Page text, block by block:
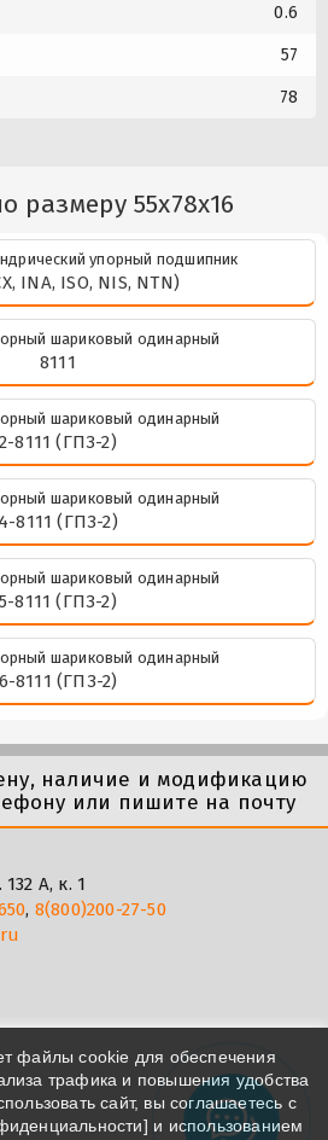
0.6
57
78
размеру 55x78x16
упорный подшипник
INA, ISO, NIS, NTN)
шариковый одинарный
8111
шариковый одинарный
2-8111 (ГПЗ-2)
шариковый одинарный
4-8111 (ГПЗ-2)
шариковый одинарный
5-8111 (ГПЗ-2)
шариковый одинарный
6-8111 (ГПЗ-2)
наличие и модификацию
или пишите на почту
А, к. 1
, 8(800)200-27-50
файлы cookie для обеспечения
трафика и повышения удобства
сайт, вы соглашаетесь с
] и использованием